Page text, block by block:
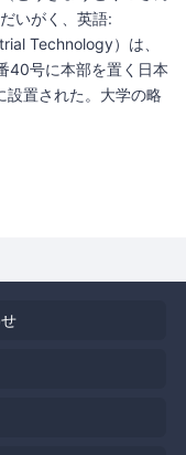
いがく、英語:
Technology）は、
40号に本部を置く日本
置された。大学の略